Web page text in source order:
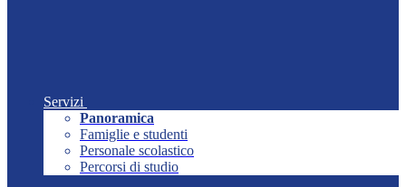
Servizi
Panoramica
Famiglie e studenti
Personale scolastico
Percorsi di studio